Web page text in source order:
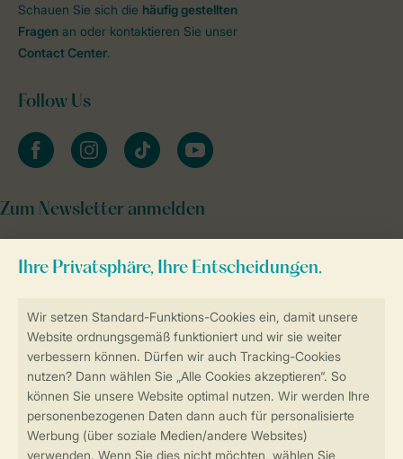
Sicher und schnell zur Online-Buchung
Sichere Datenübertragung
Sicheres Bezahlen
Schauen Sie sich die häufig gestellten
Fragen an oder kontaktieren Sie unser
Contact Center.
Follow Us
facebookinstagramtiktok youtube
Zum Newsletter anmelden